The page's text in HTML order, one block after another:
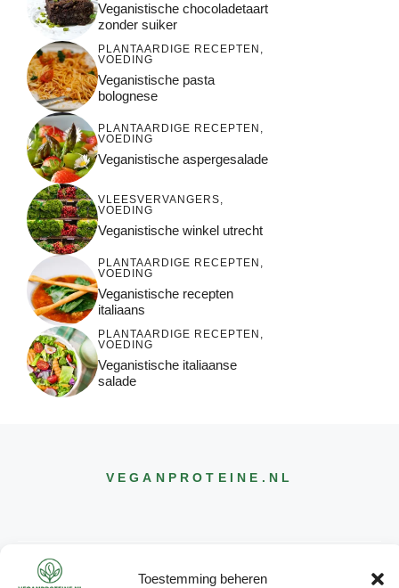
Toestemming beheren
Veganistische chocoladetaart
zonder suiker
PLANTAARDIGE RECEPTEN ,
VOEDING
Veganistische pasta
bolognese
PLANTAARDIGE RECEPTEN ,
VOEDING
Veganistische aspergesalade
VLEESVERVANGERS,
VOEDING
Veganistische winkel utrecht
PLANTAARDIGE RECEPTEN ,
VOEDING
Veganistische recepten
italiaans
PLANTAARDIGE RECEPTEN ,
VOEDING
Veganistische italiaanse
salade
VEGANPROTEINE .NL